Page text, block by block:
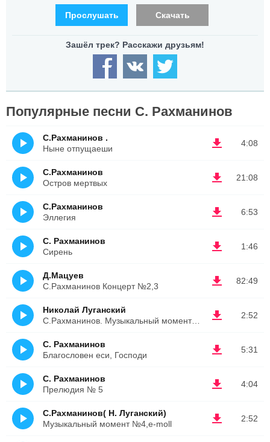
Прослушать Скачать
Популярные песни С. Рахманинов
4:08
С.Рахманинов .
Ныне отпущаеши
21:08
С.Рахманинов
Остров мертвых
6:53
С.Рахманинов
Эллегия
1:46
С. Рахманинов
Сирень
82:49
Д.Мацуев
С.Рахманинов Концерт №2,3
2:52
Николай Луганский
С.Рахманинов. Музыкальный момент ми-минор
5:31
С. Рахманинов
Благословен еси, Господи
4:04
С. Рахманинов
Прелюдия № 5
2:52
С.Рахманинов( Н. Луганский)
Музыкальный момент №4,e-moll